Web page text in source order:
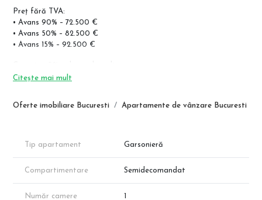
Oferte imobiliare Bucuresti Apartamente de vânzare Bucuresti
Preț fără TVA:
• Avans 90% – 72.500 €
• Avans 50% – 82.500 €
• Avans 15% – 92.500 €
Zonă modernă, cu acces rapid și infrastructură completă.
• Suprafață utilă: 38,00 mp
• Terasă: 5,70 mp
• Living generos – 22,20 mp
• Bucătărie separată – 6,20 mp
Citește mai mult
Tip apartament Garsonieră
Compartimentare Semidecomandat
Număr camere 1